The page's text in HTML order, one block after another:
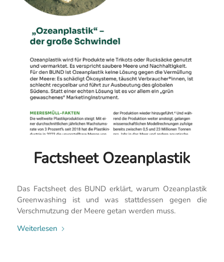
Factsheet Ozeanplastik
Das Factsheet des BUND erklärt, warum Ozeanplastik
Greenwashing ist und was stattdessen gegen die
Verschmutzung der Meere getan werden muss.
Weiterlesen